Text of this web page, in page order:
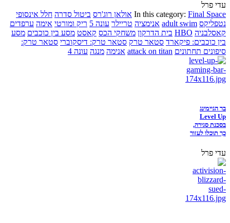
עדי פרל
In this category: Final Space אולאן רוג'רס ביטול סדרה חלל אינסופי
נטפליקס adult swim אנימציה טריילר עונה 5 ריק ומורטי אימה ערפדים
קאסלבניה HBO בית הדרקון משחקי הכס קאסט מסע בין כוכבים מסע
בין כוכבים: פיקארד סטאר טרק סטאר טרק: דיסקוברי סטאר טרק:
סיפונים תחתונים attack on titan אנימה מנגה עונה 4
בר הגיימינג
Level Up
בסכנת סגירה,
כך תוכלו לעזור
עדי פרל